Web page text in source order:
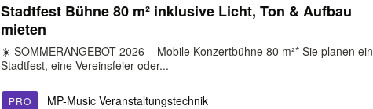
Stadtfest Bühne 80 m² inklusive Licht, Ton & Aufbau
mieten
☀️ SOMMERANGEBOT 2026 – Mobile Konzertbühne 80 m²* Sie planen ein
Stadtfest, eine Vereinsfeier oder...
PRO MP-Music Veranstaltungstechnik